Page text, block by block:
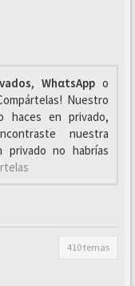
, WhαtsAppo
Nuestro
haces en privado,
nuestra
no habrías
410 temas